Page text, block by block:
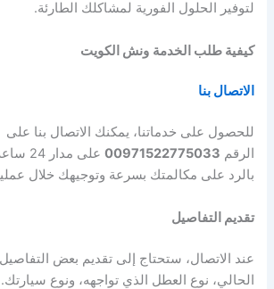
لتوفير الحلول الفورية لمشاكلك الطارئة.
كيفية طلب الخدمة ونش الكويت
الاتصال بنا
للحصول على خدماتنا، يمكنك الاتصال بنا على
الرقم 00971522775033
على
بالرد على مكالمتك بسرعة وتوجيهك خلال
تقديم التفاصيل
عند الاتصال، ستحتاج إلى تقديم بعض
الحالي، نوع العطل الذي تواجهه، ونوع